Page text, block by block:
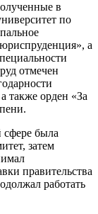
в
по
а
отмечен
также орден «За
сфере была
затем
правительства
работать